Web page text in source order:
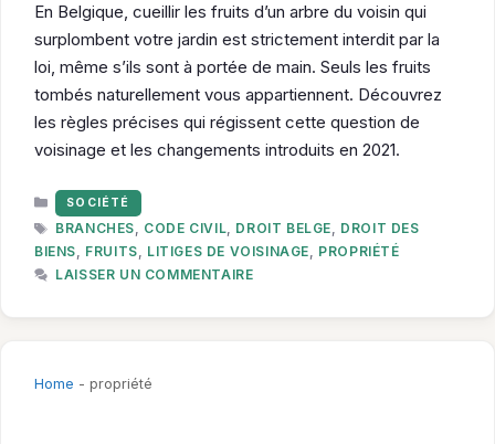
En Belgique, cueillir les fruits d’un arbre du voisin qui
surplombent votre jardin est strictement interdit par la
loi, même s’ils sont à portée de main. Seuls les fruits
tombés naturellement vous appartiennent. Découvrez
les règles précises qui régissent cette question de
voisinage et les changements introduits en 2021.
CATÉGORIES
SOCIÉTÉ
ÉTIQUETTES
BRANCHES, CODE CIVIL, DROIT BELGE, DROIT DES
BIENS, FRUITS, LITIGES DE VOISINAGE, PROPRIÉTÉ
LAISSER UN COMMENTAIRE
Home - propriété